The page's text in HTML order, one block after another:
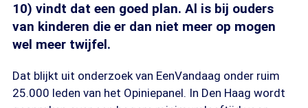
10) vindt dat een goed plan. Al is bij ouders
van kinderen die er dan niet meer op mogen
wel meer twijfel.
Dat blijkt uit onderzoek van EenVandaag onder ruim
25.000 leden van het Opiniepanel. In Den Haag wordt